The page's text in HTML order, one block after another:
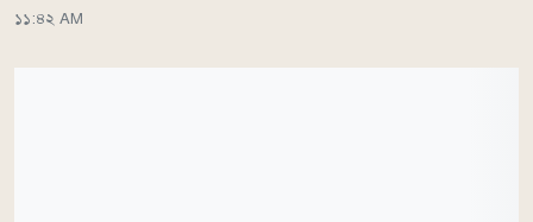
১১:৪২ AM